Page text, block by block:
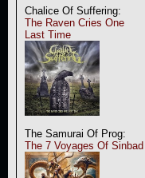
Chalice Of Suffering:
The Raven Cries One
Last Time
The Samurai Of Prog:
The 7 Voyages Of Sinbad